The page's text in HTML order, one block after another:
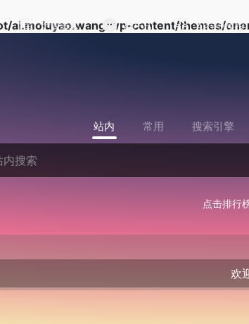
ai.moluyao.wang/wp-content/themes/
文章博客 AI产品 AI行业快报
站内 常用 搜索引擎
点击排行
欢